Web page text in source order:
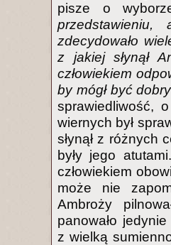
pisze o
przedstawieniu,
zdecydowało
z jakiej słynął
człowiekiem
by mógł być
sprawiedliwość,
wiernych był
słynął z różnych
były jego
człowiekiem
może nie
Ambroży
panowało
z wielką